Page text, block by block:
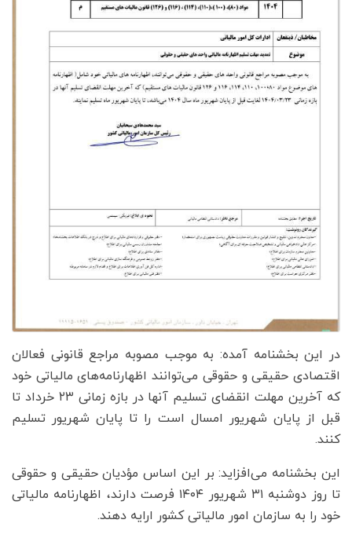
در این بخشنامه آمده: به موجب مصوبه مراجع قانونی فعالان
اقتصادی حقیقی و حقوقی می‌توانند اظهارنامه‌های مالیاتی خود
که آخرین مهلت انقضای تسلیم آنها در بازه زمانی ۲۳ خرداد تا
قبل از پایان شهریور امسال است را تا پایان شهریور تسلیم
کنند.
این بخشنامه می‌افزاید: بر این اساس مؤدیان حقیقی و حقوقی
تا روز دوشنبه ۳۱ شهریور ۱۴۰۴ فرصت دارند، اظهارنامه مالیاتی
خود را به سازمان امور مالیاتی کشور ارایه دهند.